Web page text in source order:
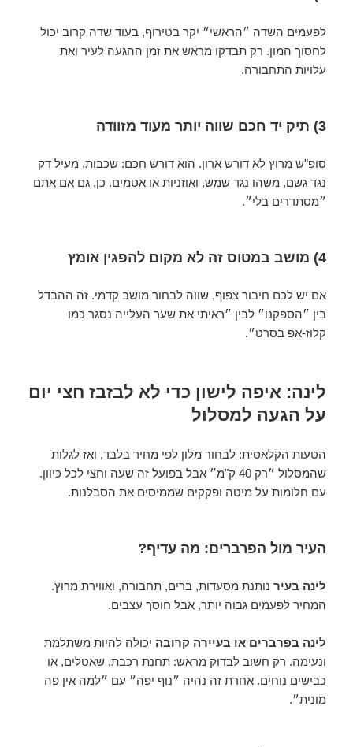
לפעמים השדה ״הראשי״ יקר בטירוף, בעוד שדה קרוב יכול
לחסוך המון. רק תבדקו מראש את זמן ההגעה לעיר ואת
עלויות התחבורה.
3) תיק יד חכם שווה יותר מעוד מזוודה
סופ"ש מרוץ לא דורש ארון. הוא דורש חכם: שכבות, מעיל דק
נגד גשם, משהו נגד שמש, ואוזניות או אטמים. כן, גם אם אתם
״מסתדרים בלי״.
4) מושב במטוס זה לא מקום להפגין אומץ
אם יש לכם חיבור צפוף, שווה לבחור מושב קדמי. זה ההבדל
בין ״הספקנו״ לבין ״ראיתי את שער העלייה נסגר כמו
קלוז-אפ בסרט״.
לינה: איפה לישון כדי לא לבזבז חצי יום
על הגעה למסלול
הטעות הקלאסית: לבחור מלון לפי מחיר בלבד, ואז לגלות
שהמסלול ״רק 40 ק"מ״ אבל בפועל זה שעה וחצי לכל כיוון.
עם חלומות על מיטה ופקקים שממיסים את הסבלנות.
העיר מול הפרברים: מה עדיף?
לינה בעיר נותנת מסעדות, ברים, תחבורה, ואווירת מרוץ.
המחיר לפעמים גבוה יותר, אבל חוסך עצבים.
לינה בפרברים או בעיירה קרובה יכולה להיות משתלמת
ונעימה. רק חשוב לבדוק מראש: תחנת רכבת, שאטלים, או
כבישים נוחים. אחרת זה נהיה ״נוף יפה״ עם ״למה אין פה
מונית״.